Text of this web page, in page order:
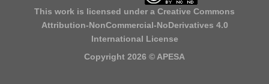
This work is licensed under a Creative Commons
Attribution-NonCommercial-NoDerivatives 4.0
International License
Copyright 2026 © APESA